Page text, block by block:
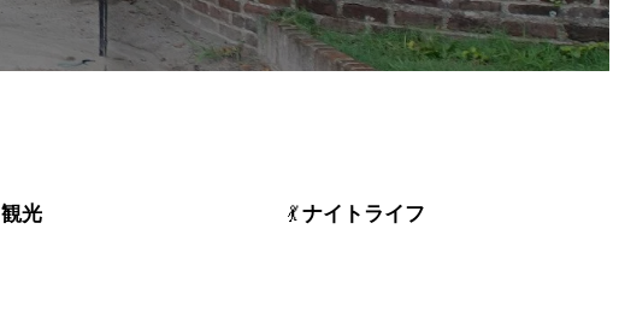
観光 ナイトライフ